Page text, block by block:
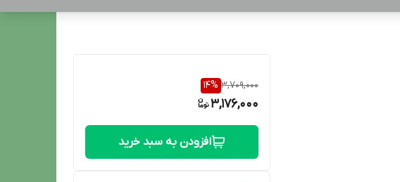
3,709,000
14%
3,176,000
افزودن به سبد خرید